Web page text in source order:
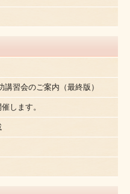
習会のご案内（最終版）
します。